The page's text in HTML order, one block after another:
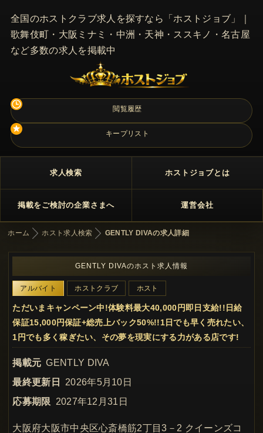
全国のホストクラブ求人を探すなら「ホストジョブ」｜
歌舞伎町・大阪ミナミ・中洲・天神・ススキノ・名古屋
など多数の求人を掲載中
閲覧履歴
キープリスト
求人検索 ホストジョブとは
掲載をご検討の企業さまへ 運営会社
ホーム ホスト求人検索 GENTLY DIVAの求人詳細
GENTLY DIVAのホスト求人情報
アルバイト ホストクラブ ホスト
ただいまキャンペーン中!体験料最大40,000円即日支給!!日給
保証15,000円保証+総売上バック50%!!1日でも早く売れたい、
1円でも多く稼ぎたい、その夢を現実にする力がある店です!
掲載元 GENTLY DIVA
最終更新日
2026年5月10日
応募期限
2027年12月31日
大阪府大阪市中央区心斎橋筋2丁目3－2 クイーンズコ